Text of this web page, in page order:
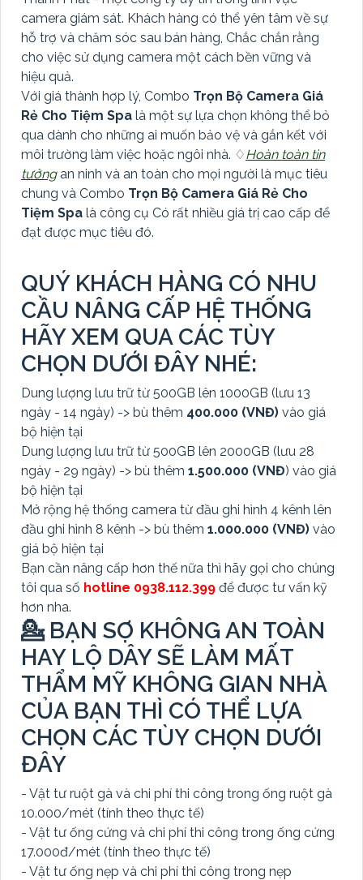
camera giám sát. Khách hàng có thể yên tâm về sự
hỗ trợ và chăm sóc sau bán hàng, Chắc chắn rằng
cho việc sử dụng camera một cách bền vững và
hiệu quả.
Với giá thành hợp lý, Combo Trọn Bộ Camera Giá
Rẻ Cho Tiệm Spa là một sự lựa chọn không thể bỏ
qua dành cho những ai muốn bảo vệ và gắn kết với
môi trường làm việc hoặc ngôi nhà. ♢Hoàn toàn tin
tưởngan ninh và an toàn cho mọi người là mục tiêu
chung và Combo Trọn Bộ Camera Giá Rẻ Cho
Tiệm Spa là công cụ Có rất nhiều giá trị cao cấp để
đạt được mục tiêu đó.
QUÝ KHÁCH HÀNG CÓ NHU
CẦU NÂNG CẤP HỆ THỐNG
HÃY XEM QUA CÁC TÙY
CHỌN DƯỚI ĐÂY NHÉ:
Dung lượng lưu trữ từ 500GB lên 1000GB (lưu 13
ngày - 14 ngày) -> bù thêm 400.000 (VNĐ) vào giá
bộ hiện tại
Dung lượng lưu trữ từ 500GB lên 2000GB (lưu 28
ngày - 29 ngày) -> bù thêm 1.500.000 (VNĐ) vào giá
bộ hiện tại
Mở rộng hệ thống camera từ đầu ghi hình 4 kênh lên
đầu ghi hình 8 kênh -> bù thêm 1.000.000 (VNĐ) vào
giá bộ hiện tại
Bạn cần nâng cấp hơn thế nữa thì hãy gọi cho chúng
tôi qua số hotline 0938.112.399 để được tư vấn kỹ
hơn nha.
💁 BẠN SỢ KHÔNG AN TOÀN
HAY LỘ DÂY SẼ LÀM MẤT
THẨM MỸ KHÔNG GIAN NHÀ
CỦA BẠN THÌ CÓ THỂ LỰA
CHỌN CÁC TÙY CHỌN DƯỚI
ĐÂY
- Vật tư ruột gà và chi phí thi công trong ống ruột gà
10.000/mét (tính theo thực tế)
- Vật tư ống cứng và chi phí thi công trong ống cứng
17.000đ/mét (tính theo thực tế)
- Vật tư ống nẹp và chi phí thi công trong nẹp